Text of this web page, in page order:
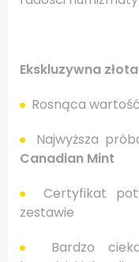
Ekskluzywna
Rosnąca
Najwyższa
Canadian Mint
Certyfikat
zestawie
Bardzo